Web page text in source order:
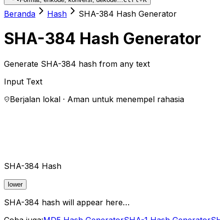
Beranda Hash SHA-384 Hash Generator
SHA-384 Hash Generator
Generate SHA-384 hash from any text
Input Text
Berjalan lokal · Aman untuk menempel rahasia
SHA-384 Hash
lower
SHA-384 hash will appear here…